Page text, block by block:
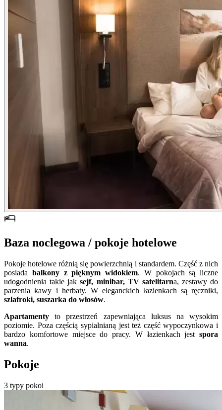
Baza noclegowa / pokoje hotelowe
Pokoje hotelowe różnią się powierzchnią i standardem. Część z nich
posiada balkony z pięknym widokiem. W pokojach są liczne
udogodnienia takie jak sejf, minibar, TV satelitarna, zestawy do
parzenia kawy i herbaty. W eleganckich łazienkach są ręczniki,
szlafroki, suszarka do włosów.
Apartamentyto przestrzeń zapewniająca luksus na wysokim
poziomie. Poza częścią sypialnianą jest też część wypoczynkowa i
bardzo komfortowe miejsce do pracy. W łazienkach jest spora
wanna.
Pokoje
3 typy pokoi